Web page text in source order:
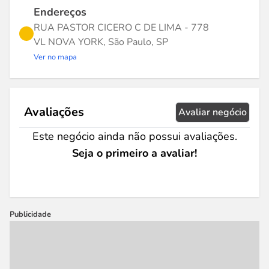
Endereços
RUA PASTOR CICERO C DE LIMA - 778
VL NOVA YORK, São Paulo, SP
Ver no mapa
Avaliações Avaliar negócio
Este negócio ainda não possui avaliações.
Seja o primeiro a avaliar!
Publicidade